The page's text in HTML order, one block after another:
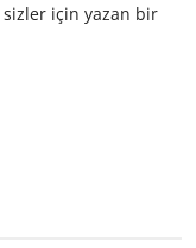
için yazan bir